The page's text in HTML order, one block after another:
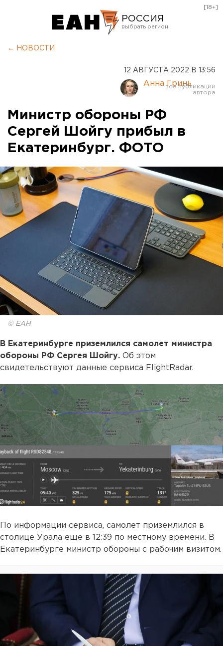
РОССИЯ
Курган
Оренбург
[18+]
← НОВОСТИ
12 АВГУСТА 2022 В 13:56
Анна Гринь
Министр обороны РФ
Сергей Шойгу прибыл в
Екатеринбург. ФОТО
© ЕАН
В Екатеринбурге приземлился самолет министра
обороны РФ Сергея Шойгу. Об этом
свидетельствуют данные сервиса FlightRadar.
По информации сервиса, самолет приземлился в
столице Урала еще в 12:39 по местному времени. В
Екатеринбурге министр обороны с рабочим визитом.